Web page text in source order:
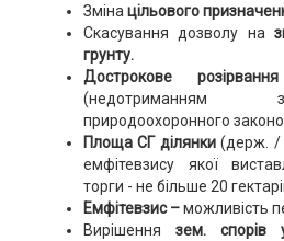
Змінацільового
Скасування дозволу на
грунту.
Дострокове
(недотриманням
природоохоронного
Площа СГ ділянки(держ. /
емфітевзису якої
торги - не більше 20
Емфітевзис –можливість
Вирішення зем.